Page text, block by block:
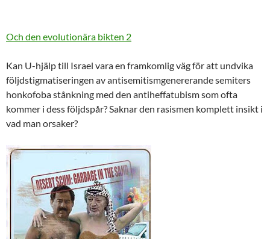
Och den evolutionära bikten 2
Kan U-hjälp till Israel vara en framkomlig väg för att undvika
följdstigmatiseringen av antisemitismgenererande semiters
honkofoba stånkning med den antiheffatubism som ofta
kommer i dess följdspår? Saknar den rasismen komplett insikt i
vad man orsaker?